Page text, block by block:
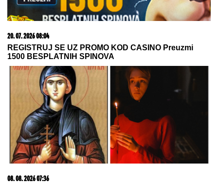
08. 08. 2026 16:10
Dete sa autizmom polivali vodom i mazali mu lak na
usta: Potresno iskustvo žene iz vrtića za Mame